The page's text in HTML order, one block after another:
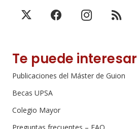
Te puede interesar
Publicaciones del Máster de Guion
Becas UPSA
Colegio Mayor